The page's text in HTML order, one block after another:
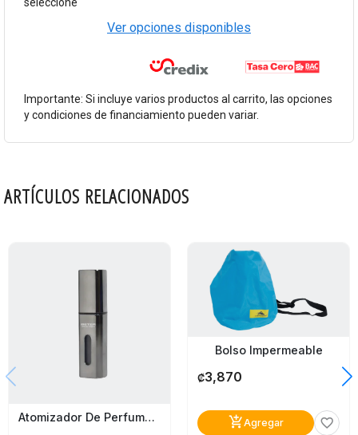
seleccione
Ver opciones disponibles
Importante: Si incluye varios productos al carrito, las opciones
y condiciones de financiamiento pueden variar.
ARTÍCULOS RELACIONADOS
Atomizador De Perfume Recargable Beter
Bolso Impermeable
₡3,870
add_shopping_cartAgregar favorite_border